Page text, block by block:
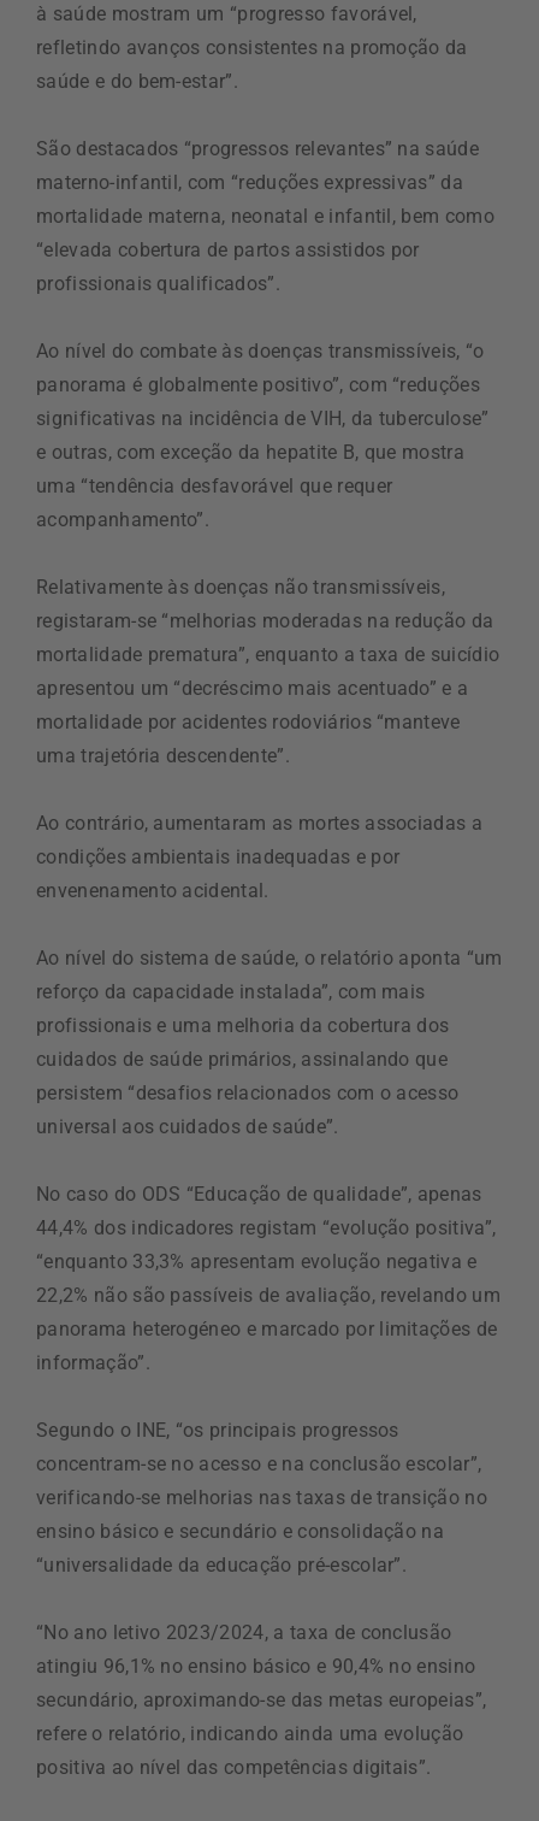
à saúde mostram um “progresso favorável,
refletindo avanços consistentes na promoção da
saúde e do bem-estar”.
São destacados “progressos relevantes” na saúde
materno-infantil, com “reduções expressivas” da
mortalidade materna, neonatal e infantil, bem como
“elevada cobertura de partos assistidos por
profissionais qualificados”.
Ao nível do combate às doenças transmissíveis, “o
panorama é globalmente positivo”, com “reduções
significativas na incidência de VIH, da tuberculose”
e outras, com exceção da hepatite B, que mostra
uma “tendência desfavorável que requer
acompanhamento”.
Relativamente às doenças não transmissíveis,
registaram-se “melhorias moderadas na redução da
mortalidade prematura”, enquanto a taxa de suicídio
apresentou um “decréscimo mais acentuado” e a
mortalidade por acidentes rodoviários “manteve
uma trajetória descendente”.
Ao contrário, aumentaram as mortes associadas a
condições ambientais inadequadas e por
envenenamento acidental.
Ao nível do sistema de saúde, o relatório aponta “um
reforço da capacidade instalada”, com mais
profissionais e uma melhoria da cobertura dos
cuidados de saúde primários, assinalando que
persistem “desafios relacionados com o acesso
universal aos cuidados de saúde”.
No caso do ODS “Educação de qualidade”, apenas
44,4% dos indicadores registam “evolução positiva”,
“enquanto 33,3% apresentam evolução negativa e
22,2% não são passíveis de avaliação, revelando um
panorama heterogéneo e marcado por limitações de
informação”.
Segundo o INE, “os principais progressos
concentram-se no acesso e na conclusão escolar”,
verificando-se melhorias nas taxas de transição no
ensino básico e secundário e consolidação na
“universalidade da educação pré-escolar”.
“No ano letivo 2023/2024, a taxa de conclusão
atingiu 96,1% no ensino básico e 90,4% no ensino
secundário, aproximando-se das metas europeias”,
refere o relatório, indicando ainda uma evolução
positiva ao nível das competências digitais”.